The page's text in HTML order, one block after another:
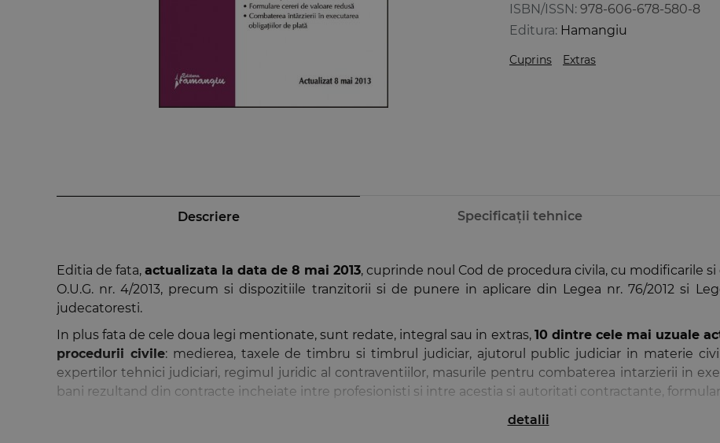
ISBN/ISSN: 978-606-678-580-8
Editura: Hamangiu
Cuprins Extras
Descriere Specificații tehnice
Editia de fata,actualizata la data de 8 mai 2013, cuprinde noul Cod de procedura civila, cu modificarile
O.U.G. nr. 4/2013, precum si dispozitiile tranzitorii si de punere in aplicare din Legea nr. 76/2012 si
judecatoresti.
In plus fata de cele doua legi mentionate, sunt redate, integral sau in extras, 10 dintre cele mai uzuale
procedurii civile: medierea, taxele de timbru si timbrul judiciar, ajutorul public judiciar in materie
expertilor tehnici judiciari, regimul juridic al contraventiilor, masurile pentru combaterea intarzierii in
bani rezultand din contracte incheiate intre profesionisti si intre acestia si autoritati contractante,
De asemenea, avand in vedere faptul ca procesele in curs de judecata, precum si executarile silite
detalii